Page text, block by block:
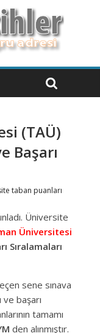
(TAÜ)
Başarı
taban puanları
Üniversite
Üniversitesi
Sıralamaları
sene sınava
başarı
tamamı
den alınmıştır.